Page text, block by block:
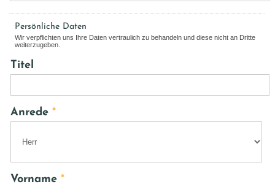
Persönliche Daten
Wir verpflichten uns Ihre Daten vertraulich zu behandeln und diese nicht an Dritte
weiterzugeben.
Titel
Anrede *
Vorname *